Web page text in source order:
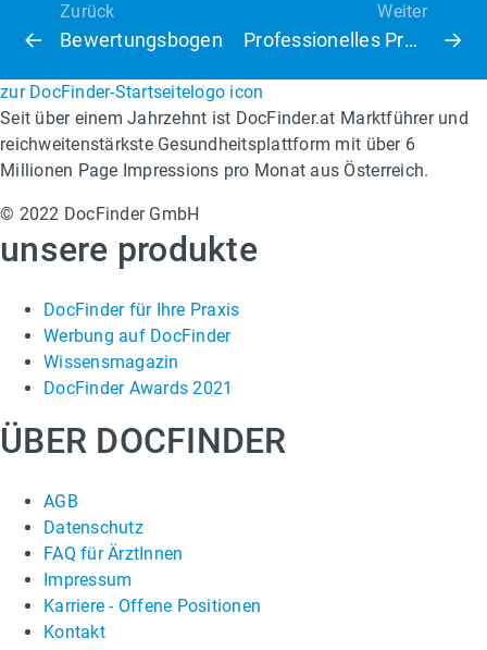
Zurück
Bewertungsbogen
Weiter
Professionelles Praxisvideo
zur DocFinder-Startseitelogo icon
Seit über einem Jahrzehnt ist DocFinder.at Marktführer und
reichweitenstärkste Gesundheitsplattform mit über 6
Millionen Page Impressions pro Monat aus Österreich.
© 2022 DocFinder GmbH
unsere produkte
DocFinder für Ihre Praxis
Werbung auf DocFinder
Wissensmagazin
DocFinder Awards 2021
ÜBER DOCFINDER
AGB
Datenschutz
FAQ für ÄrztInnen
Impressum
Karriere - Offene Positionen
Kontakt